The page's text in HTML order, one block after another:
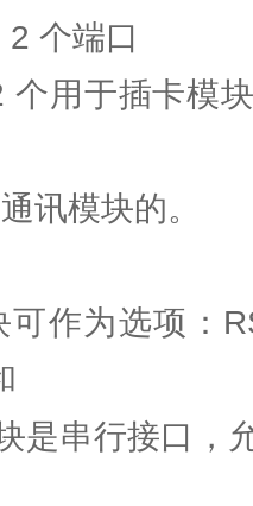
个端口
个用于插卡模
讯模块的。
可作为选项：
是串行接口，